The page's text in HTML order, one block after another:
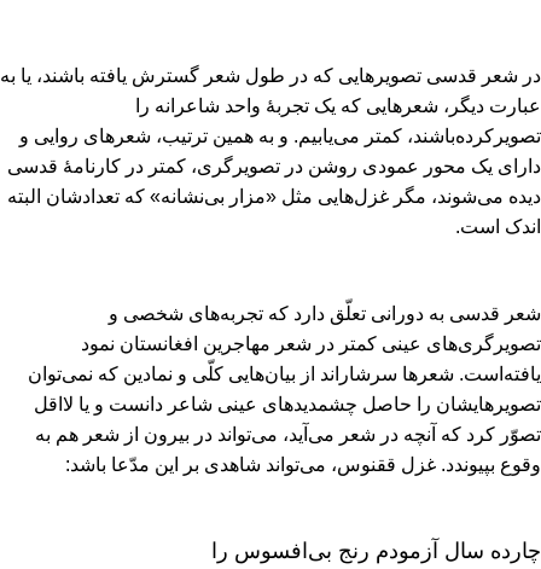
در شعر قدسی تصویرهایی که در طول شعر گسترش یافته باشند، یا به
عبارت دیگر، شعرهایی که یک تجربۀ واحد شاعرانه را
تصویرکرده‌باشند، کمتر می‌یابیم‌. و به همین ترتیب‌، شعرهای روایی و
دارای یک محور عمودی روشن در تصویرگری‌، کمتر در کارنامۀ قدسی
دیده می‌شوند، مگر غزل‌هایی مثل «مزار بی‌نشانه‌» که تعدادشان البته
اندک است‌.
شعر قدسی به دورانی تعلّق دارد که تجربه‌های شخصی و
تصویرگری‌های عینی کمتر در شعر مهاجرین افغانستان نمود
یافته‌است‌. شعرها سرشاراند از بیان‌هایی کلّی و نمادین که نمی‌توان
تصویرهایشان را حاصل چشمدیدهای عینی شاعر دانست و یا لااقل
تصوّر کرد که آنچه در شعر می‌آید، می‌تواند در بیرون از شعر هم به
وقوع بپیوندد. غزل ققنوس‌، می‌تواند شاهدی بر این مدّعا باشد:
چارده سال آزمودم رنج بی‌افسوس را